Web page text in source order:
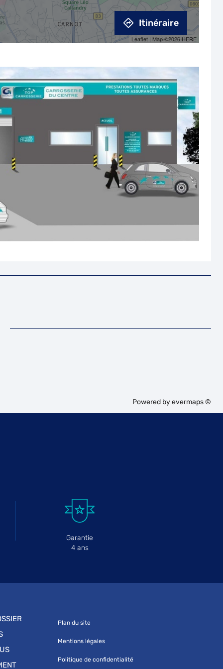
Leaflet | Map ©2026HERE
Itinéraire
Powered byevermaps ©
Garantie
4 ans
Plan du site
Mentions légales
Politique de confidentialité